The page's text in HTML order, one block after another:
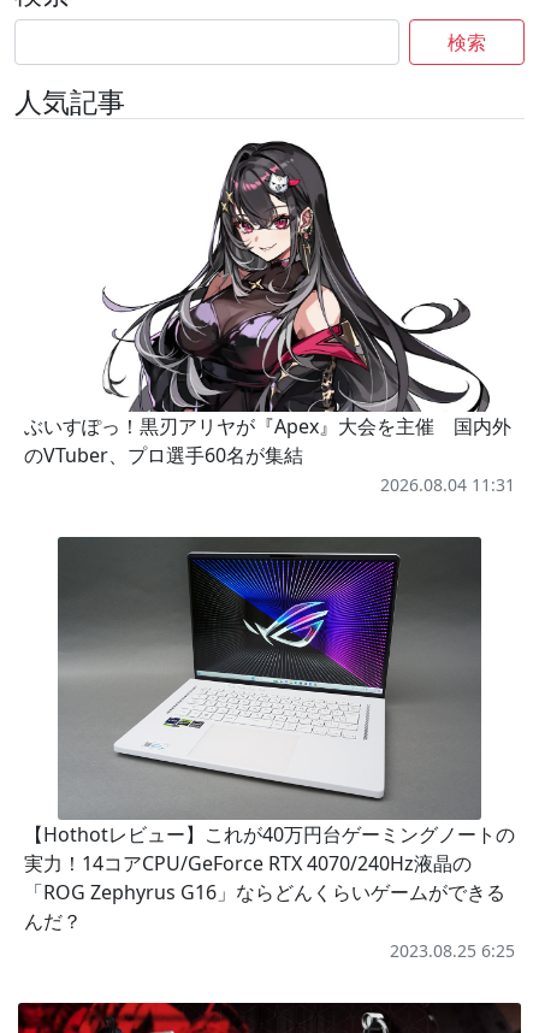
検索
人気記事
ぶいすぽっ！黒刃アリヤが『Apex』大会を主催 国内外
のVTuber、プロ選手60名が集結
2026.08.04 11:31
【Hothotレビュー】これが40万円台ゲーミングノートの
実力！14コアCPU/GeForce RTX 4070/240Hz液晶の
「ROG Zephyrus G16」ならどんくらいゲームができる
んだ？
2023.08.25 6:25